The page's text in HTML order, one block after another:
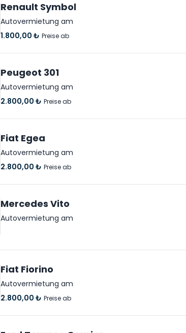
Renault Symbol
Autovermietung am
1.800,00 ₺ Preise ab
Peugeot 301
Autovermietung am
2.800,00 ₺ Preise ab
Fiat Egea
Autovermietung am
2.800,00 ₺ Preise ab
Mercedes Vito
Autovermietung am
Fiat Fiorino
Autovermietung am
2.800,00 ₺ Preise ab